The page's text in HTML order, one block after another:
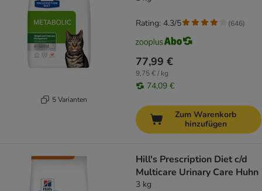
5 Varianten
77,99 €
9,75 € / kg
74,09 €
Rating: 4.3/5 (646)
Zum Warenkorb
hinzufügen
Hill's Prescription Diet c/d
Multicare Urinary Care Huhn
3 kg